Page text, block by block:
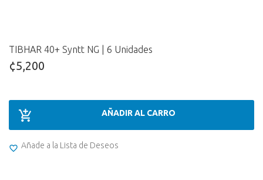
TIBHAR 40+ Syntt NG | 6 Unidades
¢5,200
AÑADIR AL CARRO
Añade a la Lista de Deseos